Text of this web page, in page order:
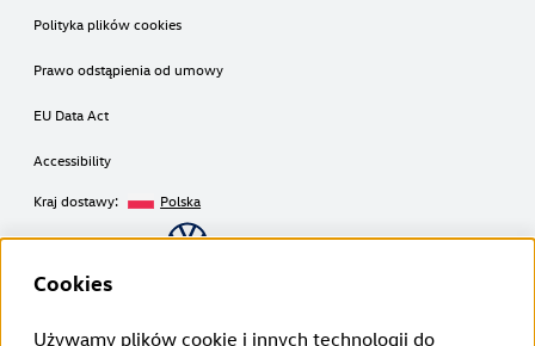
Polityka plików cookies
Prawo odstąpienia od umowy
EU Data Act
Accessibility
Kraj dostawy: Polska
Copyright © 2026
Cookies
Używamy plików cookie i innych technologii do